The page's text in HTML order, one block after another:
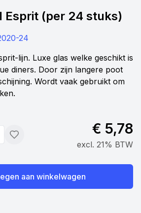
Esprit (per 24 stuks)
24
lijn. Luxe glas welke geschikt is
diners. Door zijn langere poot
Wordt vaak gebruikt om
Toevoegen
€ 5,78
excl. 21% BTW
aan winkelwagen